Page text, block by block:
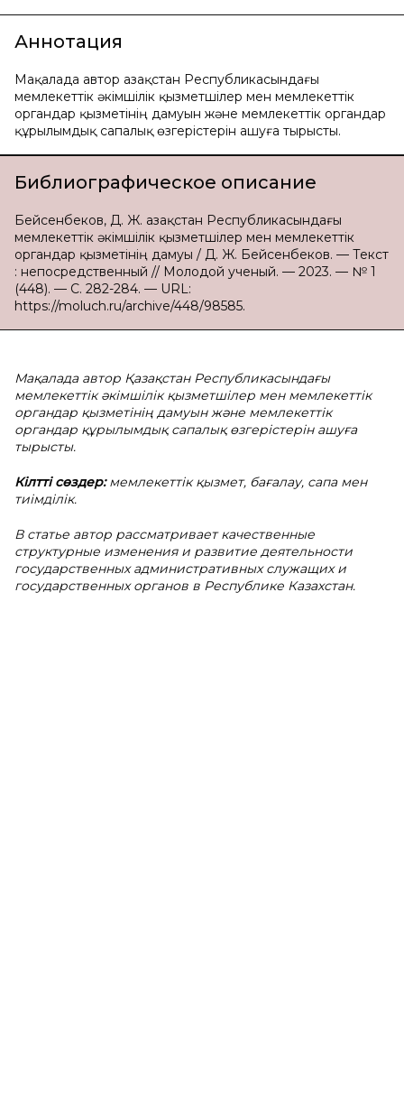
Аннотация
Мақалада автор Қазақстан Республикасындағы
мемлекеттік әкімшілік қызметшілер мен мемлекеттік
органдар қызметінің дамуын және мемлекеттік органдар
құрылымдық сапалық өзгерістерін ашуға тырысты.
Библиографическое описание
Бейсенбеков, Д. Ж. Қазақстан Республикасындағы
мемлекеттік әкімшілік қызметшілер мен мемлекеттік
органдар қызметінің дамуы / Д. Ж. Бейсенбеков. — Текст
: непосредственный // Молодой ученый. — 2023. — № 1
(448). — С. 282-284. — URL:
https://moluch.ru/archive/448/98585.
Мақалада автор Қазақстан Республикасындағы
мемлекеттік әкімшілік қызметшілер мен мемлекеттік
органдар қызметінің дамуын және мемлекеттік
органдар құрылымдық сапалық өзгерістерін ашуға
тырысты.
Кілтті сөздер:мемлекеттік қызмет, бағалау, сапа мен
тиімділік.
В статье автор рассматривает качественные
структурные изменения и развитие деятельности
государственных административных служащих и
государственных органов в Республике Казахстан.